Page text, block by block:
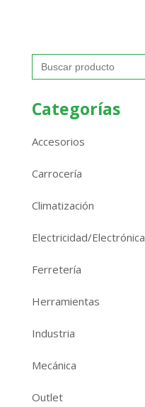
Buscar:
Categorías
Accesorios
Carrocería
Climatización
Electricidad/Electrónica
Ferretería
Herramientas
Industria
Mecánica
Outlet